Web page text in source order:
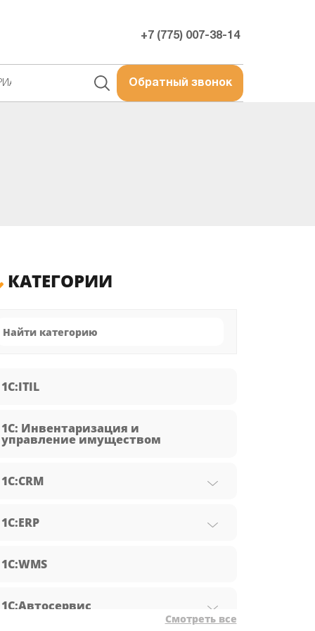
+7 (775) 007-38-14
Обратный звонок
КАТЕГОРИИ
1C:ITIL
1С: Инвентаризация и
управление имуществом
1С:CRM
1С:ERP
1С:WMS
1С:Автосервис
Смотреть все